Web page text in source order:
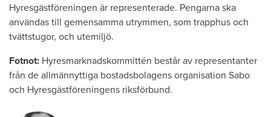
Hyresgästföreningen är representerade. Pengarna ska
användas till gemensamma utrymmen, som trapphus och
tvättstugor, och utemiljö.
Fotnot: Hyresmarknadskommittén består av representanter
från de allmännyttiga bostadsbolagens organisation Sabo
och Hyresgästföreningens riksförbund.